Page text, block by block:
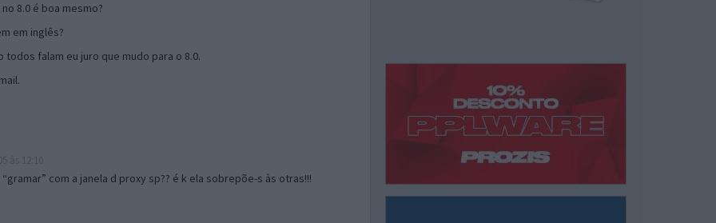
8.0 é boa mesmo?
em inglês?
falam eu juro que mudo para o 8.0.
com a janela d proxy sp?? é k ela sobrepõe-s às otras!!!